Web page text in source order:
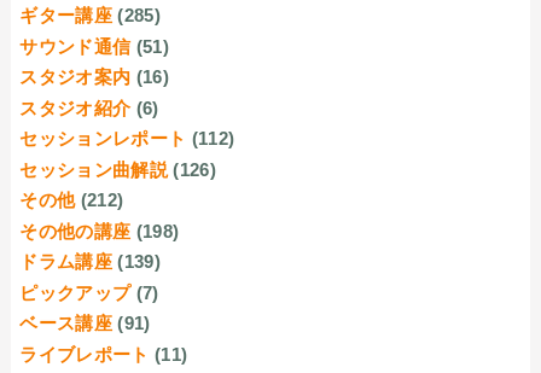
ギター講座 (285)
サウンド通信 (51)
スタジオ案内 (16)
スタジオ紹介 (6)
セッションレポート (112)
セッション曲解説 (126)
その他 (212)
その他の講座 (198)
ドラム講座 (139)
ピックアップ (7)
ベース講座 (91)
ライブレポート (11)